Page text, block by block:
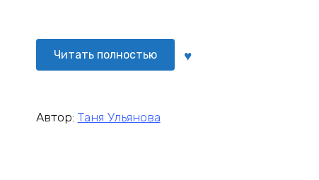
Читать полностью
Автор: Таня Ульянова